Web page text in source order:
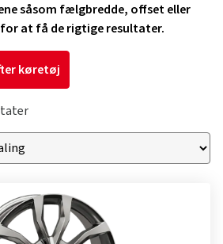
såsom fælgbredde, offset eller
at få de rigtige resultater.
køretøj